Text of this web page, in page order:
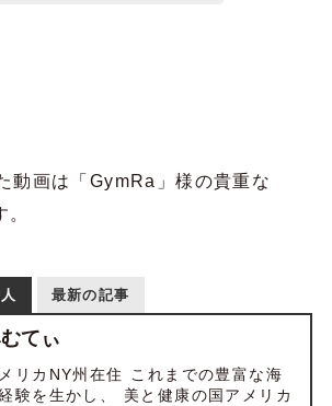
動画は「GymRa」様の貴重な
最新の記事
てぃ
リカNY州在住 これまでの豊富な海
験を生かし、 美と健康の国アメリカ